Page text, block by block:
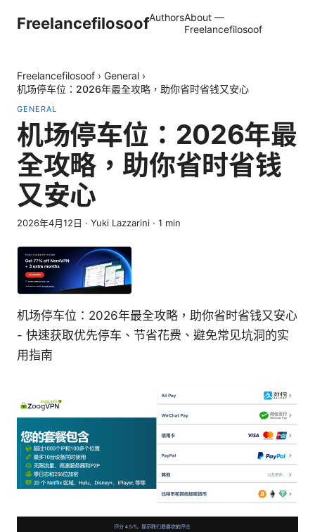
FreelancefilosoofAuthorsAbout —
Freelancefilosoof
Freelancefilosoof › General ›
机场停车位：2026年最全攻略，助你省时省钱又安心
GENERAL
机场停车位：2026年最
全攻略，助你省时省钱
又安心
2026年4月12日 · Yuki Lazzarini · 1 min
机场停车位：2026年最全攻略，助你省时省钱又安心
- 快速获取优先停车、节省花费、避免常见坑洞的实
用指南